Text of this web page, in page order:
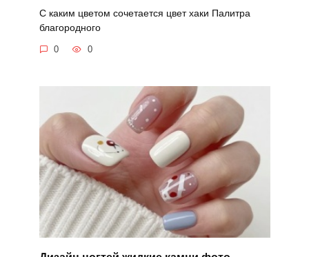
С каким цветом сочетается цвет хаки Палитра
благородного
0 0